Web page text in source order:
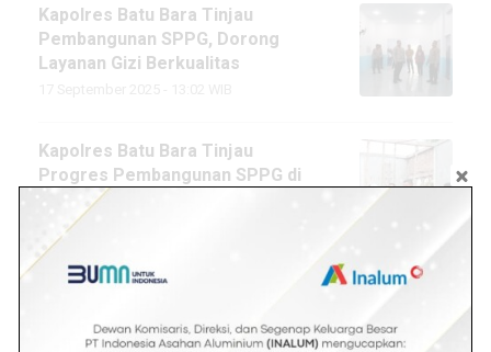
Kapolres Batu Bara Tinjau
Pembangunan SPPG, Dorong
Layanan Gizi Berkualitas
Kapolres Batu Bara Tinjau
Progres Pembangunan SPPG di
Mapolsek Labuhan Ruku
20 Agustus 2025 - 18:11 WIB
Kapolres Batu Bara Tinjau
Mapolsek Labuhan Ruku